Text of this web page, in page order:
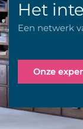
Het
Een netwerk
Onze